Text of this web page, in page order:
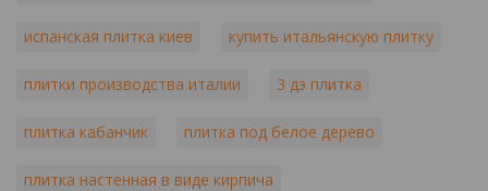
испанская плитка киев купить итальянскую плитку
плитки производства италии 3 дэ плитка
плитка кабанчик плитка под белое дерево
плитка настенная в виде кирпича